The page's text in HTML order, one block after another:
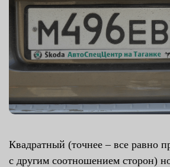
Квадратный (точнее – все равно
с другим соотношением сторон)